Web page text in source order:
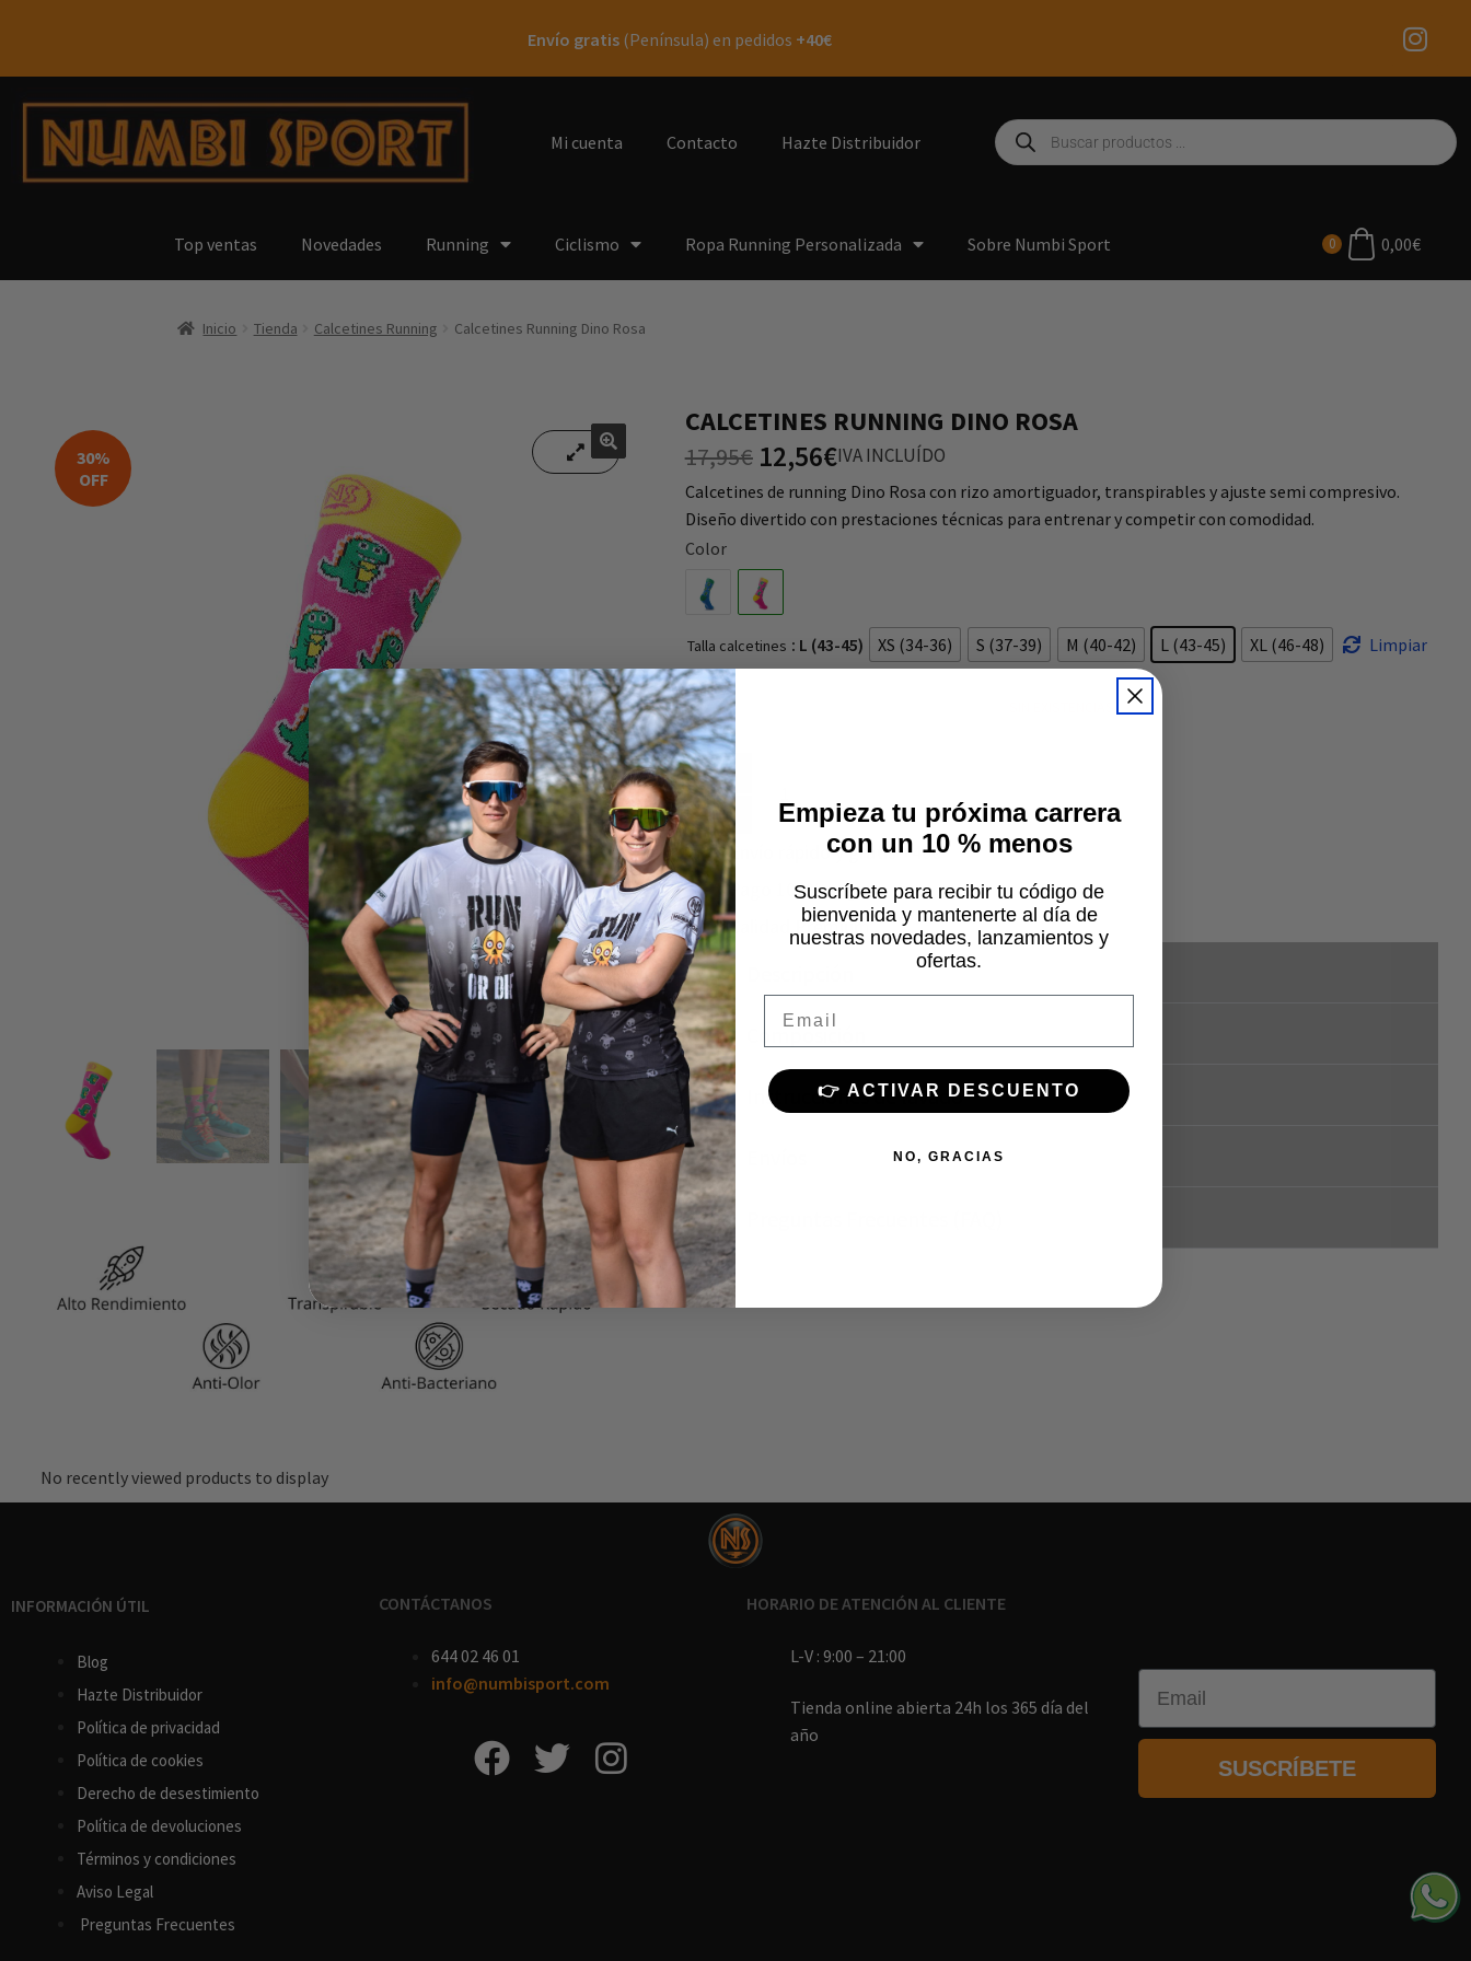
Envío gratis (Península) en pedidos +40€
Mi cuenta Contacto Hazte Distribuidor
Top ventas Novedades Running Ciclismo Ropa Running Personalizada Sobre Numbi Sport 0 0,00€
Inicio Tienda Calcetines Running Calcetines Running Dino Rosa
30%
OFF
🔍
🔍
CALCETINES RUNNING DINO ROSA
17,95€ 12,56€IVA INCLUÍDO
Calcetines de running Dino Rosa con rizo amortiguador, transpirables y ajuste semi compresivo.
Diseño divertido con prestaciones técnicas para entrenar y competir con comodidad.
Color
Talla calcetines : L (43-45) XS (34-36) S (37-39) M (40-42) L (43-45) XL (46-48) Limpiar
Envío rápido y gratis +40€
Pago 100% seguro
Calidad Premium
Composición
Instrucciones de lavado
No recently viewed products to display
INFORMACIÓN ÚTIL
Blog
Hazte Distribuidor
Política de privacidad
Política de cookies
Derecho de desestimiento
Política de devoluciones
Términos y condiciones
Aviso Legal
Preguntas Frecuentes
CONTÁCTANOS
644 02 46 01
info@numbisport.com
HORARIO DE ATENCIÓN AL CLIENTE
L-V : 9:00 – 21:00
Tienda online abierta 24h los 365 día del
año
Email
SUSCRÍBETE
Empieza tu próxima carrera
con un 10 % menos
Suscríbete para recibir tu código de
bienvenida y mantenerte al día de
nuestras novedades, lanzamientos y
ofertas.
👉 ACTIVAR DESCUENTO
NO, GRACIAS